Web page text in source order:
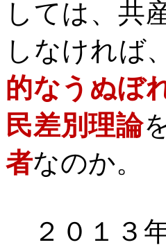
しては、共
しなければ
的なうぬぼ
民差別理論
者なのか。
２０１３